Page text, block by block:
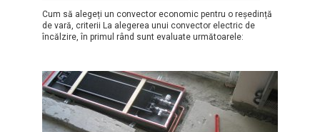
Cum să alegeți un convector economic pentru o reședință
de vară, criterii La alegerea unui convector electric de
încălzire, în primul rând sunt evaluate următoarele: